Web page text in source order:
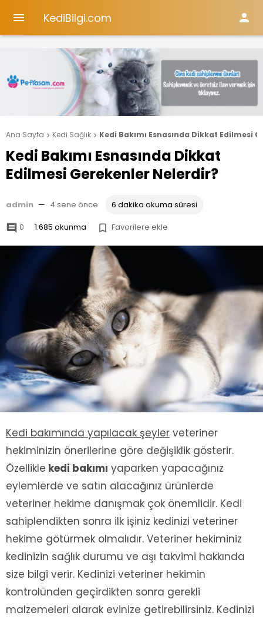
 KediBilgi.com 
Ana Sayfa  Kedi Sağlık  Kedi Bakımı Esnasında Dikkat Edilmesi
Kedi Bakımı Esnasında Dikkat
Edilmesi Gerekenler Nelerdir?
admin — 4 sene önce 6 dakika okuma süresi
 0 1.685 okunma  Favorilere ekle
Kedi bakımında yapılacak şeyler veteriner
hekiminizin önerilerine göre değişiklik gösterir.
Özellikle kedi bakımı yaparken yapacağınız
eylemlerde ve satın alacağınız ürünlerde
veteriner hekime danışmak çok önemlidir. Kedi
sahiplendikten sonra ilk işiniz kedinizi veteriner
hekime götürmek olmalıdır. Veteriner hekiminiz
kedinizin sağlık durumu ve aşı takvimi hakkında
size bilgi verir. Kedinizi veteriner hekimin
kontrolünden geçirdikten sonra gerekli
malzemeleri alarak evinize getirebilirsiniz. Kedinizi